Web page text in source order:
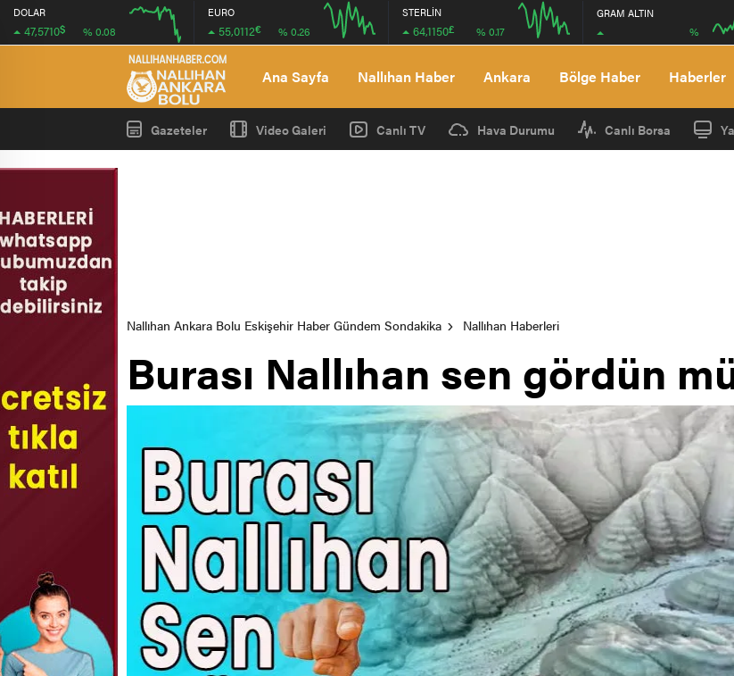
DOLAR
47,5710$ % 0.08
12:00 16:00
EURO
55,0112€ % 0.26
STERLİN
64,1150£ % 0.17
GRAM ALTIN
%
Ana Sayfa Nallıhan Haber Ankara Bölge Haber Haberler
Gazeteler Video Galeri Canlı TV Hava Durumu Canlı Borsa
Nallıhan Ankara Bolu Eskişehir Haber Gündem Sondakika Nallıhan Haberleri
Burası Nallıhan sen gördün